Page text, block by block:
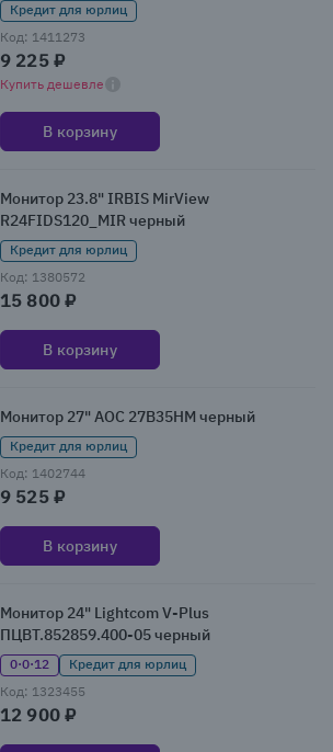
Кредит для юрлиц
Код: 1411273
9 225 ₽
Купить дешевле
В корзину
Монитор 23.8" IRBIS MirView
R24FIDS120_MIR черный
Кредит для юрлиц
Код: 1380572
15 800 ₽
В корзину
Монитор 27" AOC 27B35HM черный
Кредит для юрлиц
Код: 1402744
9 525 ₽
В корзину
Монитор 24" Lightcom V-Plus
ПЦВТ.852859.400-05 черный
0·0·12
Кредит для юрлиц
Код: 1323455
12 900 ₽